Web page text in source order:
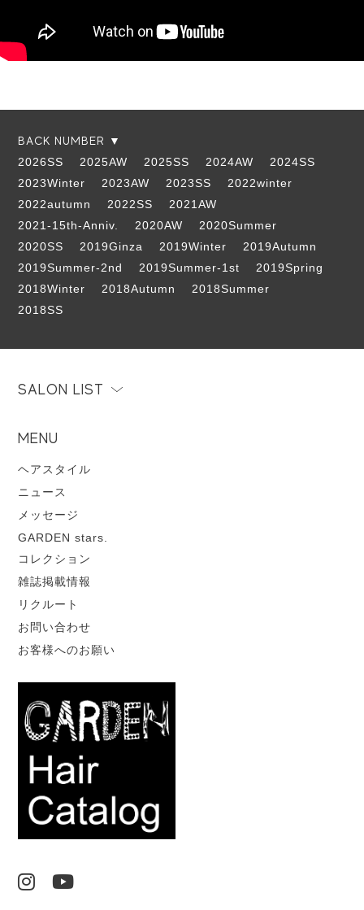
BACK NUMBER ▼
2026SS
2025AW 2025SS 2024AW
2024SS
2023Winter
2023AW 2023SS
2022winter
2022autumn
2022SS
2021AW
2021-15th-Anniv.
2020AW
2020Summer
2020SS
2019Ginza 2019Winter
2019Autumn
2019Summer-2nd
2019Summer-1st
2019Spring
2018Winter
2018Autumn
2018Summer
2018SS
SALON LIST
MENU
ヘアスタイル
ニュース
メッセージ
GARDEN stars.
コレクション
雑誌掲載情報
リクルート
お問い合わせ
お客様へのお願い